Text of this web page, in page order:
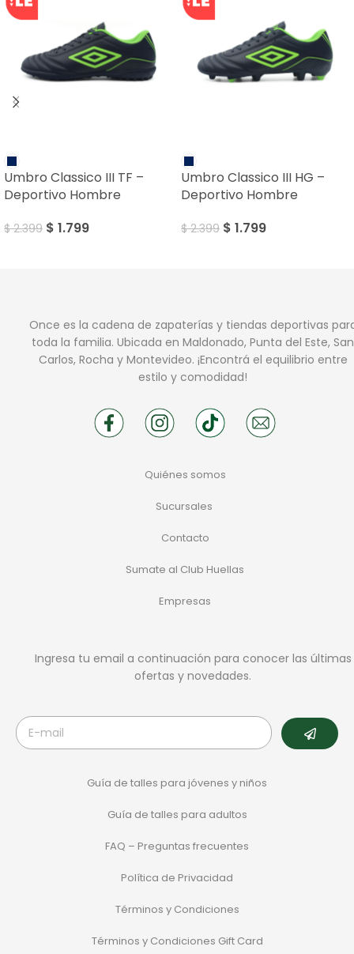
Umbro Classico III TF –
Deportivo Hombre
$2.399 $ 1.799
Umbro Classico III HG –
Deportivo Hombre
$2.399 $ 1.799
Once es la cadena de zapaterías y tiendas deportivas
toda la familia. Ubicada en Maldonado, Punta del Este, San
Carlos, Rocha y Montevideo. ¡Encontrá el equilibrio entre
estilo y comodidad!
Quiénes somos
Sucursales
Contacto
Sumate al Club Huellas
Empresas
Ingresa tu email a continuación para conocer las últimas
ofertas y novedades.
Guía de talles para jóvenes y niños
Guía de talles para adultos
FAQ – Preguntas frecuentes
Política de Privacidad
Términos y Condiciones
Términos y Condiciones Gift Card